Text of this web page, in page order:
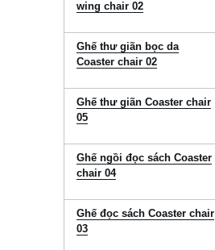
wing chair 02
Ghế thư giãn bọc da
Coaster chair 02
Ghế thư giãn Coaster chair
05
Ghế ngồi đọc sách Coaster
chair 04
Ghế đọc sách Coaster chair
03